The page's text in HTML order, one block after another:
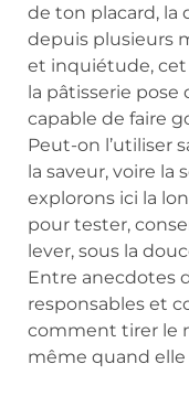
de ton placard, la
depuis plusieurs
et inquiétude,
la pâtisserie
capable de faire
Peut-on l’utiliser
la saveur, voire
explorons ici la
pour tester,
lever, sous la
Entre anecdotes
responsables et
comment tirer le
même quand